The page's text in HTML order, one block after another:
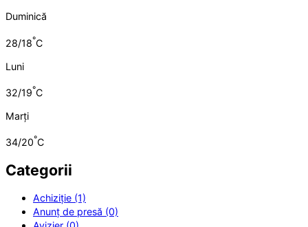
Duminică
28/18°C
Luni
32/19°C
Marți
34/20°C
Categorii
Achiziție (1)
Anunț de presă (0)